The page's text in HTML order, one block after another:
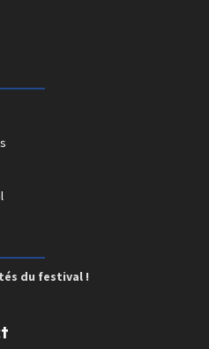
du festival !